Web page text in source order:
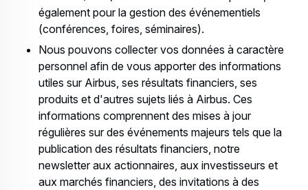
également pour la gestion des événementiels
(conférences, foires, séminaires).
Nous pouvons collecter vos données à caractère
personnel afin de vous apporter des informations
utiles sur Airbus, ses résultats financiers, ses
produits et d'autres sujets liés à Airbus. Ces
informations comprennent des mises à jour
régulières sur des événements majeurs tels que la
publication des résultats financiers, notre
newsletter aux actionnaires, aux investisseurs et
aux marchés financiers, des invitations à des